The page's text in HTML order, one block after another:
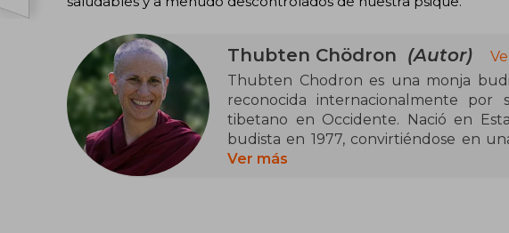
Thubten Chödron (Autor)
Thubten Chodron es una monja
reconocida internacionalmente
tibetano en Occidente. Nació en
budista en 1977, convirtiéndose en
en recibir la ordenación completa
Ver más